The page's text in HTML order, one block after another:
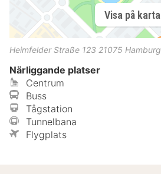
Visa på karta
Heimfelder Straße 123 21075 Hamburg
Närliggande platser
Centrum
Buss
Tågstation
Tunnelbana
Flygplats